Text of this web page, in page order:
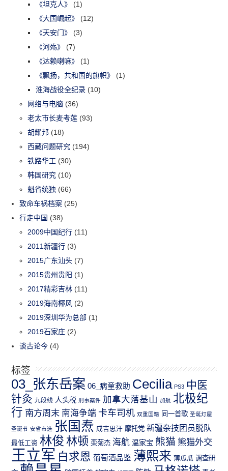
《坦克人》
(1)
《大国崛起》
(12)
《天安门》
(3)
《河殇》
(7)
《达赖喇嘛》
(1)
《飘扬，共和国的旗帜》
(1)
淮海战役全纪录 (10)
网络与电脑 (36)
老太市长麦考莲 (93)
胡耀邦 (18)
西藏问题研究 (194)
铁路华工 (30)
韩国研究 (10)
魁省统独 (66)
致命车祸档案 (25)
行走中国 (38)
2009中国纪行 (11)
2011新疆行 (3)
2015广东汕头 (7)
2015贵州贵阳 (1)
2017精彩吉林 (11)
2019海南椰风 (2)
2019深圳华为总部 (1)
2019石家庄 (2)
谈古论今 (4)
标签
03_张东岳案 06_病童救助 Cecilia PS3 中医
针灸 九段线 人头税 刑事案件 加拿大落基山 加航 北极纪
行 南方周末 南海争端 卡车司机 双重国籍 同一首歌 圣诞灯屋
圣诞节 安省市选 张国焘 成吉思汗 摩托党 新疆杂技团员脱队
最低工资 林俊 林顿 栾菊杰 海航 温家宝 熊猫 熊猫外交
王立军 白求恩 葡萄酒品鉴 薄熙来 薄瓜瓜 调查研